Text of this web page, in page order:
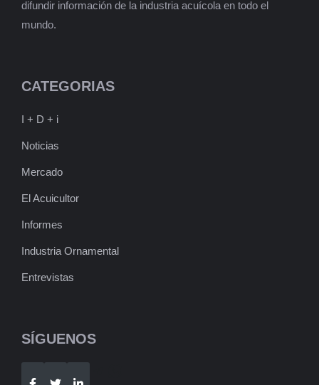
difundir información de la industria acuícola en todo el
mundo.
CATEGORIAS
I + D + i
Noticias
Mercado
El Acuicultor
Informes
Industria Ornamental
Entrevistas
SÍGUENOS
Telegram